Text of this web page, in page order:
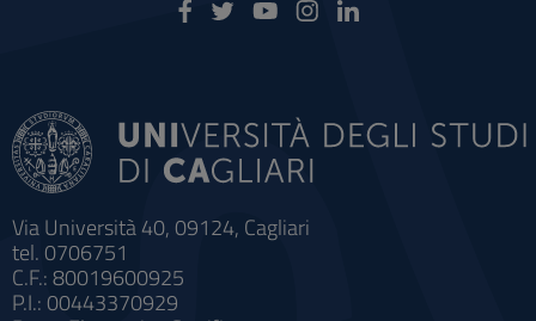
Via Università 40, 09124, Cagliari
tel. 0706751
C.F.: 80019600925
P.I.: 00443370929